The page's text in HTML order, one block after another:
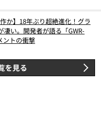
作か】18年ぶり超絶進化！グラ
凄い。開発者が語る「GWR-
ントの衝撃
を見る